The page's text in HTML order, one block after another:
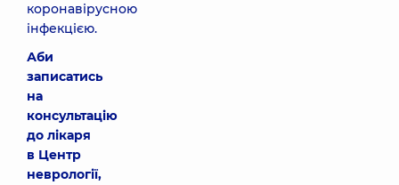
коронавірусною
інфекцією.
Аби
записатись
на
консультацію
до лікаря
в Центр
неврології,